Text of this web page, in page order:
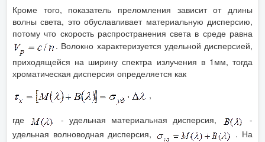
Кроме того, показатель преломления зависит от длины
волны света, это обуславливает материальную дисперсию,
потому что скорость распространения света в среде равна
. Волокно характеризуется удельной дисперсией,
приходящейся на ширину спектра излучения в 1мм, тогда
хроматическая дисперсия определяется как
,
где - удельная материальная дисперсия,
-
удельная волноводная дисперсия,
. На